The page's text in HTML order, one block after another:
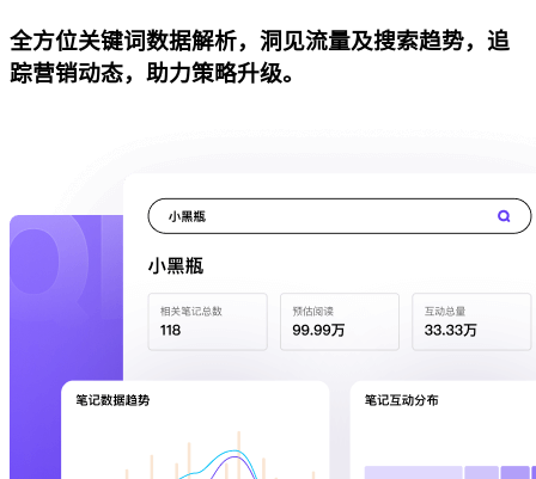
全方位关键词数据解析，洞见流量及搜索趋势，追
踪营销动态，助力策略升级。